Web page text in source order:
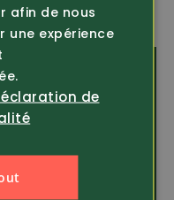
la nature avec
sont de
afin de nous
une expérience
de